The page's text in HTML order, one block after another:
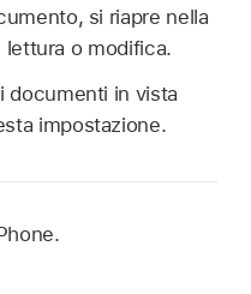
si riapre nella
lettura o modifica.
documenti in vista
impostazione.